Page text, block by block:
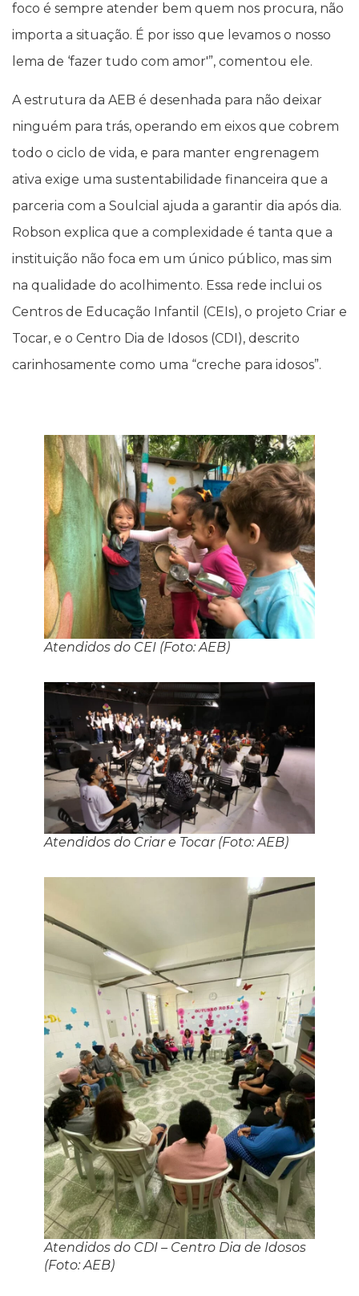
foco é sempre atender bem quem nos procura, não
importa a situação. É por isso que levamos o nosso
lema de ‘fazer tudo com amor'”, comentou ele.
A estrutura da AEB é desenhada para não deixar
ninguém para trás, operando em eixos que cobrem
todo o ciclo de vida, e para manter engrenagem
ativa exige uma sustentabilidade financeira que a
parceria com a Soulcial ajuda a garantir dia após dia.
Robson explica que a complexidade é tanta que a
instituição não foca em um único público, mas sim
na qualidade do acolhimento. Essa rede inclui os
Centros de Educação Infantil (CEIs), o projeto Criar e
Tocar, e o Centro Dia de Idosos (CDI), descrito
carinhosamente como uma “creche para idosos”.
Atendidos do CEI (Foto: AEB)
Atendidos do Criar e Tocar (Foto: AEB)
Atendidos do CDI – Centro Dia de Idosos
(Foto: AEB)